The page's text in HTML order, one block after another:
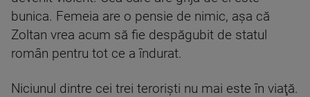
bunica. Femeia are o pensie de nimic, aşa că
Zoltan vrea acum să fie despăgubit de statul
român pentru tot ce a îndurat.
Niciunul dintre cei trei terorişti nu mai este în viaţă.